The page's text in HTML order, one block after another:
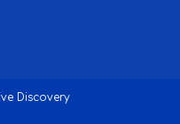
Discovery